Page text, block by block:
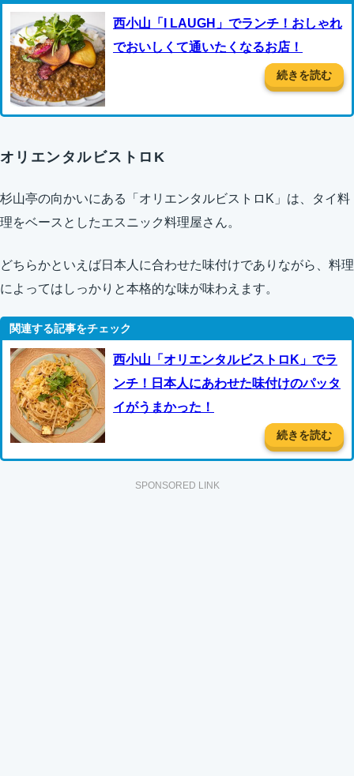
西小山「I LAUGH」でランチ！おしゃれ
でおいしくて通いたくなるお店！
続きを読む
オリエンタルビストロK
杉山亭の向かいにある「オリエンタルビストロK」は、タイ料
理をベースとしたエスニック料理屋さん。
どちらかといえば日本人に合わせた味付けでありながら、料理
によってはしっかりと本格的な味が味わえます。
西小山「オリエンタルビストロK」でラ
ンチ！日本人にあわせた味付けのパッタ
イがうまかった！
続きを読む
SPONSORED LINK